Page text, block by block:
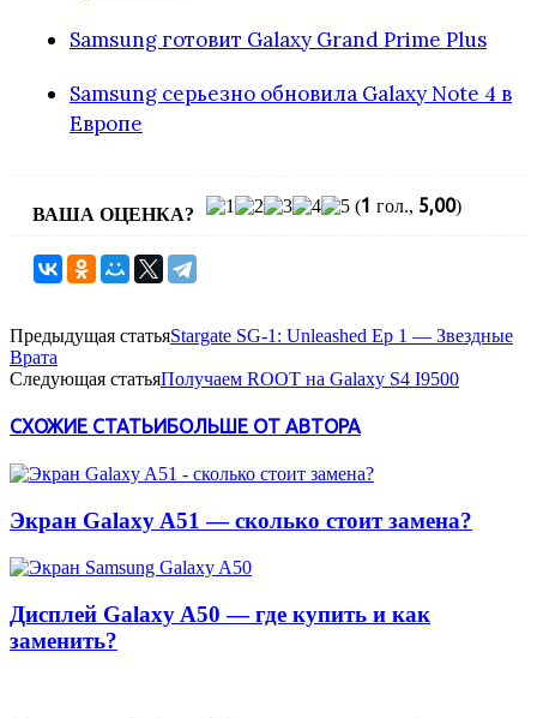
Samsung готовит Galaxy Grand Prime Plus
Samsung серьезно обновила Galaxy Note 4 в
Европе
ВАША ОЦЕНКА? (1 гол., 5,00)
Предыдущая статьяStargate SG-1: Unleashed Ep 1 — Звездные
Врата
Следующая статьяПолучаем ROOT на Galaxy S4 I9500
СХОЖИЕ СТАТЬИБОЛЬШЕ ОТ АВТОРА
Экран Galaxy A51 — сколько стоит замена?
Дисплей Galaxy A50 — где купить и как
заменить?